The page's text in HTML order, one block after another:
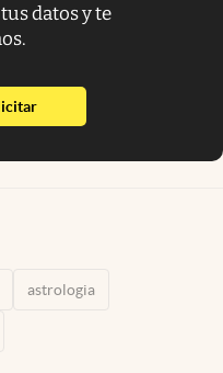
datos y te
abre en nueva pestaña
astrologia